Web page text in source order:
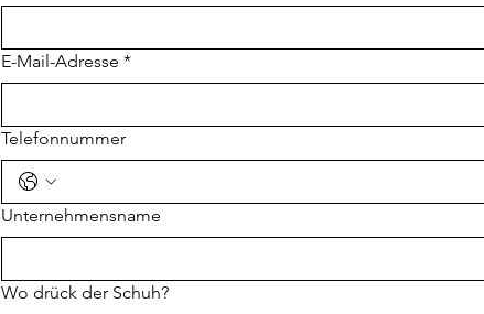
E-Mail-Adresse *
Telefonnummer
Unternehmensname
Wo drück der Schuh?